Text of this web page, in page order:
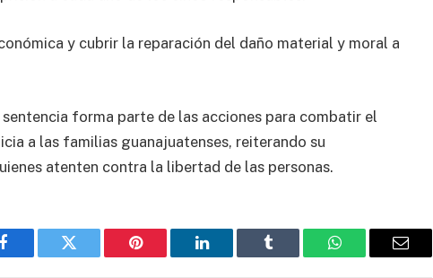
y cubrir la reparación del daño material y moral a
forma parte de las acciones para combatir el
a las familias guanajuatenses, reiterando su
atenten contra la libertad de las personas.
Facebook Twitter Pinterest LinkedIn Tumblr WhatsAppEmail